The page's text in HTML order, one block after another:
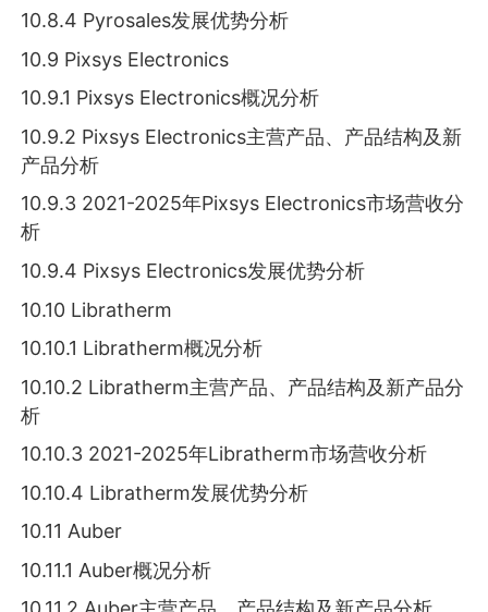
10.8.4 Pyrosales发展优势分析
10.9 Pixsys Electronics
10.9.1 Pixsys Electronics概况分析
10.9.2 Pixsys Electronics主营产品、产品结构及新
产品分析
10.9.3 2021-2025年Pixsys Electronics市场营收分
析
10.9.4 Pixsys Electronics发展优势分析
10.10 Libratherm
10.10.1 Libratherm概况分析
10.10.2 Libratherm主营产品、产品结构及新产品分
析
10.10.3 2021-2025年Libratherm市场营收分析
10.10.4 Libratherm发展优势分析
10.11 Auber
10.11.1 Auber概况分析